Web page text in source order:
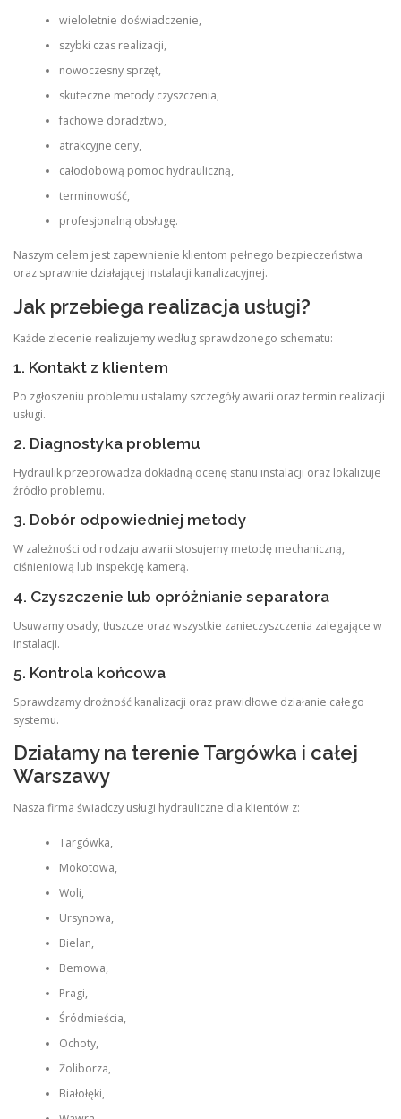
wieloletnie doświadczenie,
szybki czas realizacji,
nowoczesny sprzęt,
skuteczne metody czyszczenia,
fachowe doradztwo,
atrakcyjne ceny,
całodobową pomoc hydrauliczną,
terminowość,
profesjonalną obsługę.
Naszym celem jest zapewnienie klientom pełnego bezpieczeństwa
oraz sprawnie działającej instalacji kanalizacyjnej.
Jak przebiega realizacja usługi?
Każde zlecenie realizujemy według sprawdzonego schematu:
1. Kontakt z klientem
Po zgłoszeniu problemu ustalamy szczegóły awarii oraz termin realizacji
usługi.
2. Diagnostyka problemu
Hydraulik przeprowadza dokładną ocenę stanu instalacji oraz lokalizuje
źródło problemu.
3. Dobór odpowiedniej metody
W zależności od rodzaju awarii stosujemy metodę mechaniczną,
ciśnieniową lub inspekcję kamerą.
4. Czyszczenie lub opróżnianie separatora
Usuwamy osady, tłuszcze oraz wszystkie zanieczyszczenia zalegające w
instalacji.
5. Kontrola końcowa
Sprawdzamy drożność kanalizacji oraz prawidłowe działanie całego
systemu.
Działamy na terenie Targówka i całej
Warszawy
Nasza firma świadczy usługi hydrauliczne dla klientów z:
Targówka,
Mokotowa,
Woli,
Ursynowa,
Bielan,
Bemowa,
Pragi,
Śródmieścia,
Ochoty,
Żoliborza,
Białołęki,